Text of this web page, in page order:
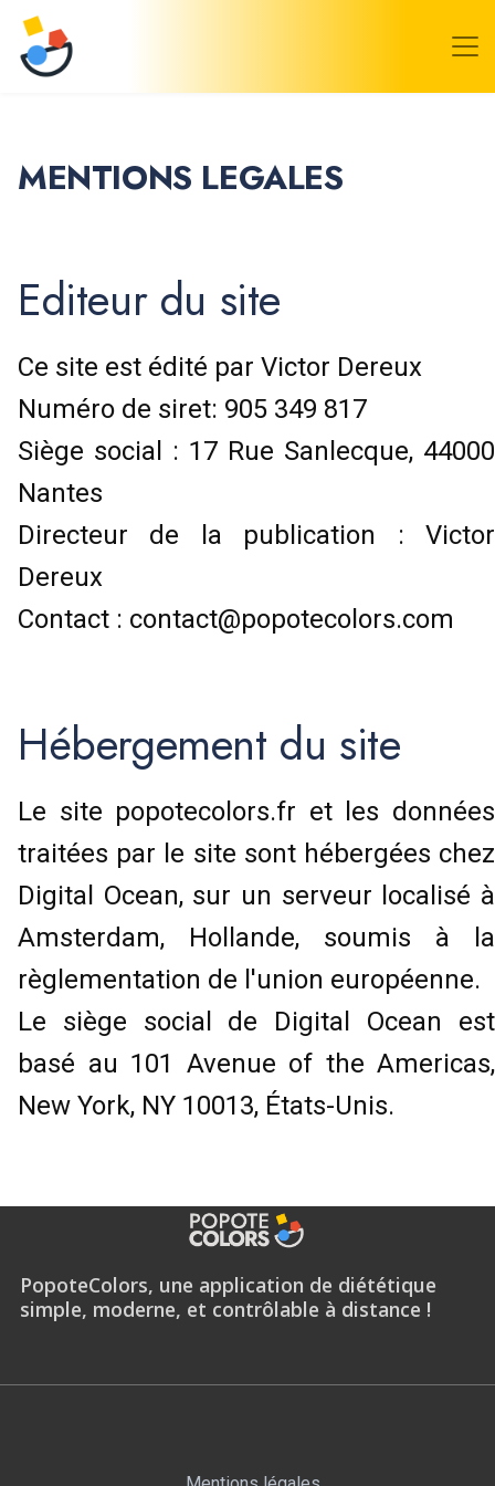
MENTIONS LEGALES
Editeur du site
Ce site est édité par Victor Dereux
Numéro de siret: 905 349 817
Siège social : 17 Rue Sanlecque, 44000
Nantes
Directeur de la publication : Victor
Dereux
Contact : contact@popotecolors.com
Hébergement du site
Le site popotecolors.fr et les données
traitées par le site sont hébergées chez
Digital Ocean, sur un serveur localisé à
Amsterdam, Hollande, soumis à la
règlementation de l'union européenne.
Le siège social de Digital Ocean est
basé au 101 Avenue of the Americas,
New York, NY 10013, États-Unis.
PopoteColors, une application de diététique
simple, moderne, et contrôlable à distance !